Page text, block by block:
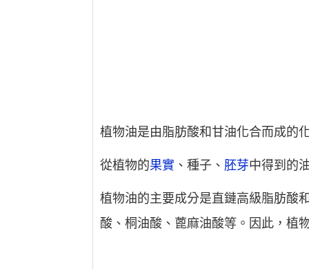
植物油是由脂肪酸和甘油化合而成的
從植物的果實 、種子、 胚芽中得到的
植物油的主要成分是直鏈高級脂肪酸
酸、桐油酸、蓖麻油酸等。因此，植